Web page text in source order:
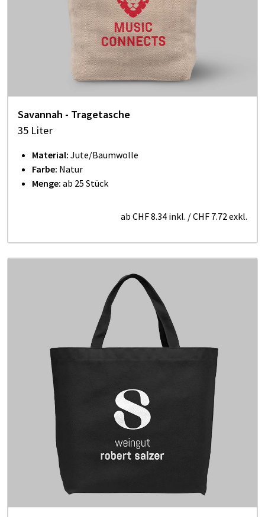
Savannah - Tragetasche
35 Liter
Material: Jute/Baumwolle
Farbe: Natur
Menge: ab 25 Stück
ab CHF 8.34 inkl. /CHF 7.72exkl.